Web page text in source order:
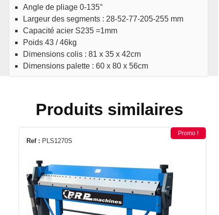
Angle de pliage 0-135°
Largeur des segments : 28-52-77-205-255 mm
Capacité acier S235 =1mm
Poids 43 / 46kg
Dimensions colis : 81 x 35 x 42cm
Dimensions palette : 60 x 80 x 56cm
Produits similaires
Ref : PLS1270S
Promo !